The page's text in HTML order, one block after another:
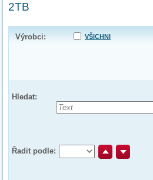
2TB
Výrobci: VŠICHNI
Hledat:
Řadit podle: